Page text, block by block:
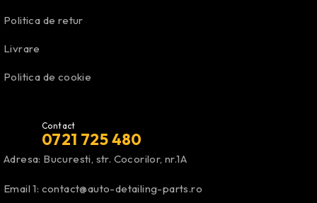
Politica de retur
Livrare
Politica de cookie
Contact
0721 725 480
Adresa: Bucuresti, str. Cocorilor, nr.1A
Email 1: contact@auto-detailing-parts.ro